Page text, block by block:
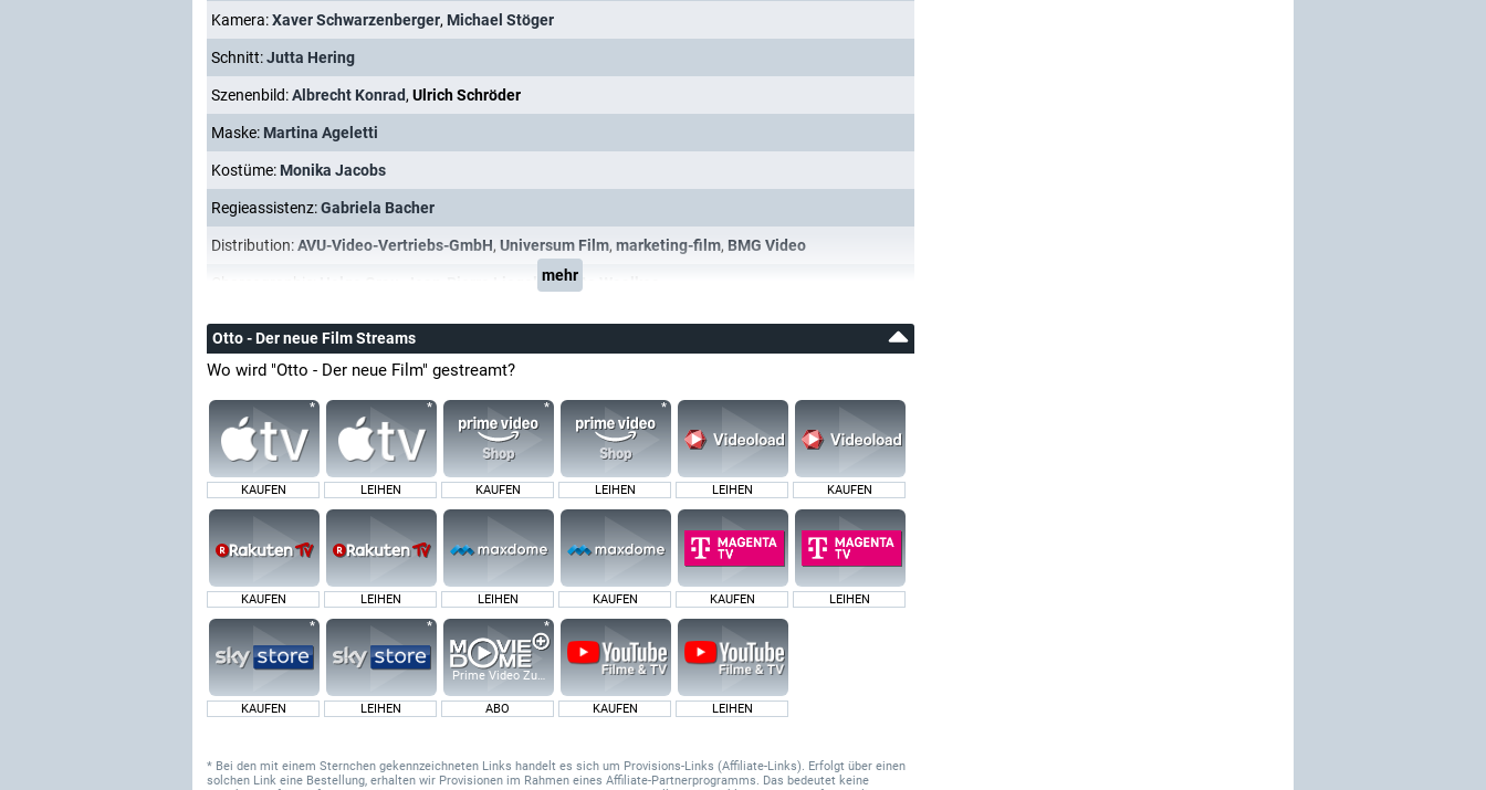
Kamera:Xaver Schwarzenberger, Michael Stöger
Schnitt:Jutta Hering
Szenenbild:Albrecht Konrad, Ulrich Schröder
Maske: Martina Ageletti
Kostüme: Monika Jacobs
Regieassistenz:Gabriela Bacher
Distribution:AVU-Video-Vertriebs-GmbH, Universum Film, marketing-film, BMG Video
Jean-Pierre Liegelois,Otto Waalkes
mehr
Otto - Der neue Film Streams
Wo wird "Otto - Der neue Film" gestreamt?
KAUFEN LEIHEN KAUFEN LEIHEN LEIHEN KAUFEN
KAUFEN LEIHEN LEIHEN KAUFEN KAUFEN LEIHEN
KAUFEN LEIHEN
Prime Video Zusatz-Kanäle
ABO KAUFEN LEIHEN
* Bei den mit einem Sternchen gekennzeichneten Links handelt es sich um Provisions-Links (Affiliate-Links). Erfolgt über einen
solchen Link eine Bestellung, erhalten wir Provisionen im Rahmen eines Affiliate-Partnerprogramms. Das bedeutet keine